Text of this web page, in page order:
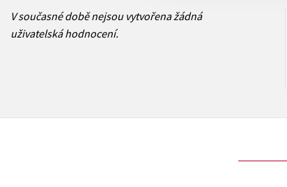
V současné době nejsou vytvořena žádná
uživatelská hodnocení.